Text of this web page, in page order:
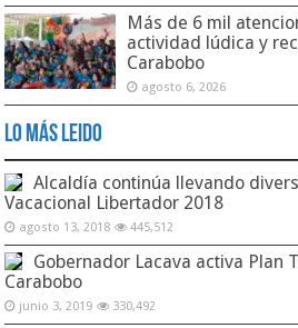
Más de 6 mil
actividad lúdica y
Carabobo
agosto 6, 2026
Lo Más Leido
Alcaldía continúa llevando
Vacacional Libertador 2018
agosto 13, 2018 445,512
Gobernador Lacava activa Plan
Carabobo
junio 3, 2019 330,492